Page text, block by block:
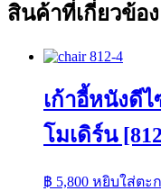
สินค้าที่เกี่ยวข้อง
เก้าอี้หนังดี
โมเดิร์น
฿ 5,800 หยิบใส่ตะ